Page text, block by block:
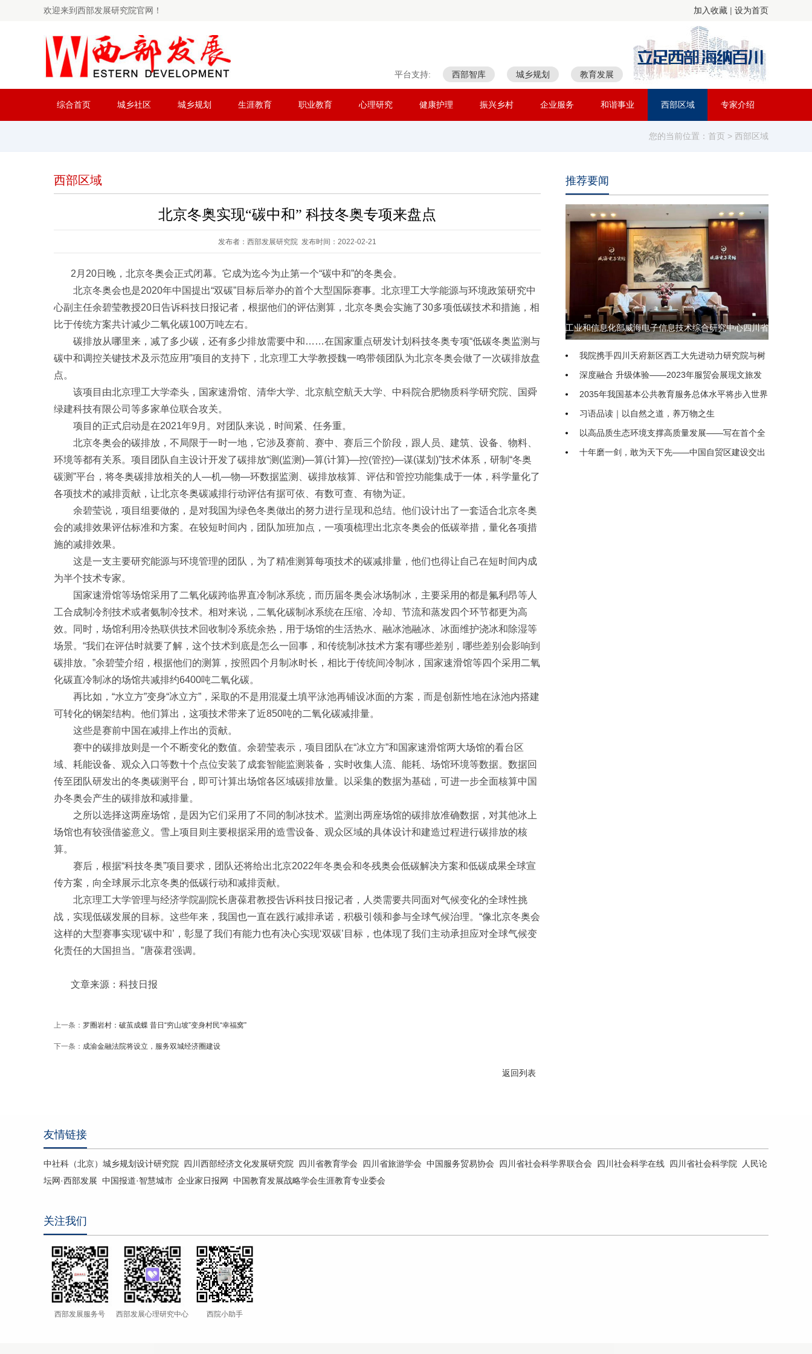
欢迎来到西部发展研究院官网！ 加入收藏 | 设为首页
平台支持: 西部智库 城乡规划 教育发展
综合首页 城乡社区 城乡规划 生涯教育 职业教育 心理研究 健康护理 振兴乡村 企业服务 和谐事业 西部区域 专家介绍
您的当前位置： 首页 > 西部区域
推荐要闻
工业和信息化部威海电子信息技术综合研究中心四川省
联络处即将落地我院
我院携手四川天府新区西工大先进动力研究院与树
生科技 共探低空经济产教融合新模式
深度融合 升级体验——2023年服贸会展现文旅发
展动向2035年我国基本公共教育服务总体水平将步入世界
前列习语品读｜以自然之道，养万物之生
以高品质生态环境支撑高质量发展——写在首个全
国生态日之际
十年磨一剑，敢为天下先——中国自贸区建设交出
西部区域
北京冬奥实现“碳中和” 科技冬奥专项来盘点
发布者：西部发展研究院 发布时间：2022-02-21
2月20日晚，北京冬奥会正式闭幕。它成为迄今为止第一个“碳中和”的冬奥会。
北京冬奥会也是2020年中国提出“双碳”目标后举办的首个大型国际赛事。北京理工大学能源与环境政策研究中
心副主任余碧莹教授20日告诉科技日报记者，根据他们的评估测算，北京冬奥会实施了30多项低碳技术和措施，相
比于传统方案共计减少二氧化碳100万吨左右。
碳排放从哪里来，减了多少碳，还有多少排放需要中和……在国家重点研发计划科技冬奥专项“低碳冬奥监测与
碳中和调控关键技术及示范应用”项目的支持下，北京理工大学教授魏一鸣带领团队为北京冬奥会做了一次碳排放盘
点。
该项目由北京理工大学牵头，国家速滑馆、清华大学、北京航空航天大学、中科院合肥物质科学研究院、国舜
绿建科技有限公司等多家单位联合攻关。
项目的正式启动是在2021年9月。对团队来说，时间紧、任务重。
北京冬奥会的碳排放，不局限于一时一地，它涉及赛前、赛中、赛后三个阶段，跟人员、建筑、设备、物料、
环境等都有关系。项目团队自主设计开发了碳排放“测(监测)—算(计算)—控(管控)—谋(谋划)”技术体系，研制“冬奥
碳测”平台，将冬奥碳排放相关的人—机—物—环数据监测、碳排放核算、评估和管控功能集成于一体，科学量化了
各项技术的减排贡献，让北京冬奥碳减排行动评估有据可依、有数可查、有物为证。
余碧莹说，项目组要做的，是对我国为绿色冬奥做出的努力进行呈现和总结。他们设计出了一套适合北京冬奥
会的减排效果评估标准和方案。在较短时间内，团队加班加点，一项项梳理出北京冬奥会的低碳举措，量化各项措
施的减排效果。
这是一支主要研究能源与环境管理的团队，为了精准测算每项技术的碳减排量，他们也得让自己在短时间内成
为半个技术专家。
国家速滑馆等场馆采用了二氧化碳跨临界直冷制冰系统，而历届冬奥会冰场制冰，主要采用的都是氟利昂等人
工合成制冷剂技术或者氨制冷技术。相对来说，二氧化碳制冰系统在压缩、冷却、节流和蒸发四个环节都更为高
效。同时，场馆利用冷热联供技术回收制冷系统余热，用于场馆的生活热水、融冰池融冰、冰面维护浇冰和除湿等
场景。“我们在评估时就要了解，这个技术到底是怎么一回事，和传统制冰技术方案有哪些差别，哪些差别会影响到
碳排放。”余碧莹介绍，根据他们的测算，按照四个月制冰时长，相比于传统间冷制冰，国家速滑馆等四个采用二氧
化碳直冷制冰的场馆共减排约6400吨二氧化碳。
再比如，“水立方”变身“冰立方”，采取的不是用混凝土填平泳池再铺设冰面的方案，而是创新性地在泳池内搭建
可转化的钢架结构。他们算出，这项技术带来了近850吨的二氧化碳减排量。
这些是赛前中国在减排上作出的贡献。
赛中的碳排放则是一个不断变化的数值。余碧莹表示，项目团队在“冰立方”和国家速滑馆两大场馆的看台区
域、耗能设备、观众入口等数十个点位安装了成套智能监测装备，实时收集人流、能耗、场馆环境等数据。数据回
传至团队研发出的冬奥碳测平台，即可计算出场馆各区域碳排放量。以采集的数据为基础，可进一步全面核算中国
办冬奥会产生的碳排放和减排量。
之所以选择这两座场馆，是因为它们采用了不同的制冰技术。监测出两座场馆的碳排放准确数据，对其他冰上
场馆也有较强借鉴意义。雪上项目则主要根据采用的造雪设备、观众区域的具体设计和建造过程进行碳排放的核
算。
赛后，根据“科技冬奥”项目要求，团队还将给出北京2022年冬奥会和冬残奥会低碳解决方案和低碳成果全球宣
传方案，向全球展示北京冬奥的低碳行动和减排贡献。
北京理工大学管理与经济学院副院长唐葆君教授告诉科技日报记者，人类需要共同面对气候变化的全球性挑
战，实现低碳发展的目标。这些年来，我国也一直在践行减排承诺，积极引领和参与全球气候治理。“像北京冬奥会
这样的大型赛事实现‘碳中和’，彰显了我们有能力也有决心实现‘双碳’目标，也体现了我们主动承担应对全球气候变
化责任的大国担当。”唐葆君强调。
文章来源：科技日报
上一条： 罗圈岩村：破茧成蝶 昔日“穷山坡”变身村民“幸福窝”
下一条： 成渝金融法院将设立，服务双城经济圈建设
返回列表
友情链接
中社科（北京）城乡规划设计研究院 四川西部经济文化发展研究院 四川省教育学会 四川省旅游学会 中国服务贸易协会 四川省社会科学界联合会 四川社会科学在线 四川省社会科学院
人民论
坛网·西部发展 中国报道·智慧城市 企业家日报网 中国教育发展战略学会生涯教育专业委会
关注我们
西部发展服务号 西部发展心理研究中心 西院小助手